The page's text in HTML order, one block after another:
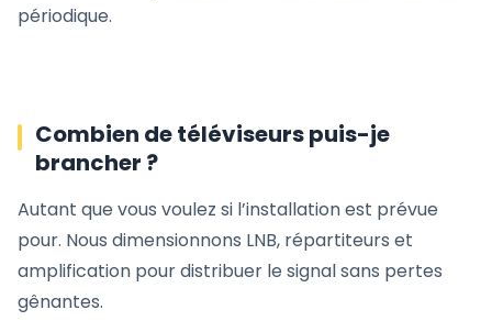
périodique.
Combien de téléviseurs puis-je
brancher ?
Autant que vous voulez si l’installation est prévue
pour. Nous dimensionnons LNB, répartiteurs et
amplification pour distribuer le signal sans pertes
gênantes.